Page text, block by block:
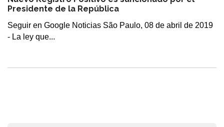
Presidente de la República
Seguir en Google Noticias São Paulo, 08 de abril de 2019
- La ley que...